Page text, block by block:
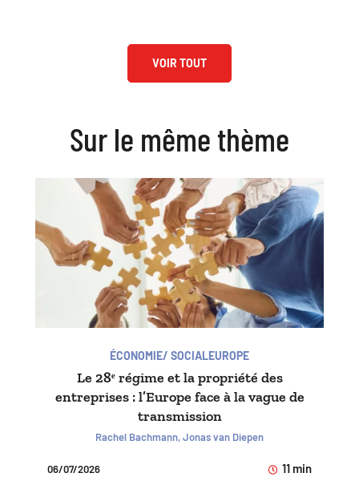
VOIR TOUT
Sur le même thème
ÉCONOMIE/ SOCIALEUROPE
Le 28ᵉ régime et la propriété des
entreprises : l’Europe face à la vague de
transmission
Rachel Bachmann, Jonas van Diepen
06/07/2026 11 min